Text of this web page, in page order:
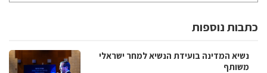
כתבות נוספות
נשיא המדינה בועידת הנשיא למחר ישראלי
משותף